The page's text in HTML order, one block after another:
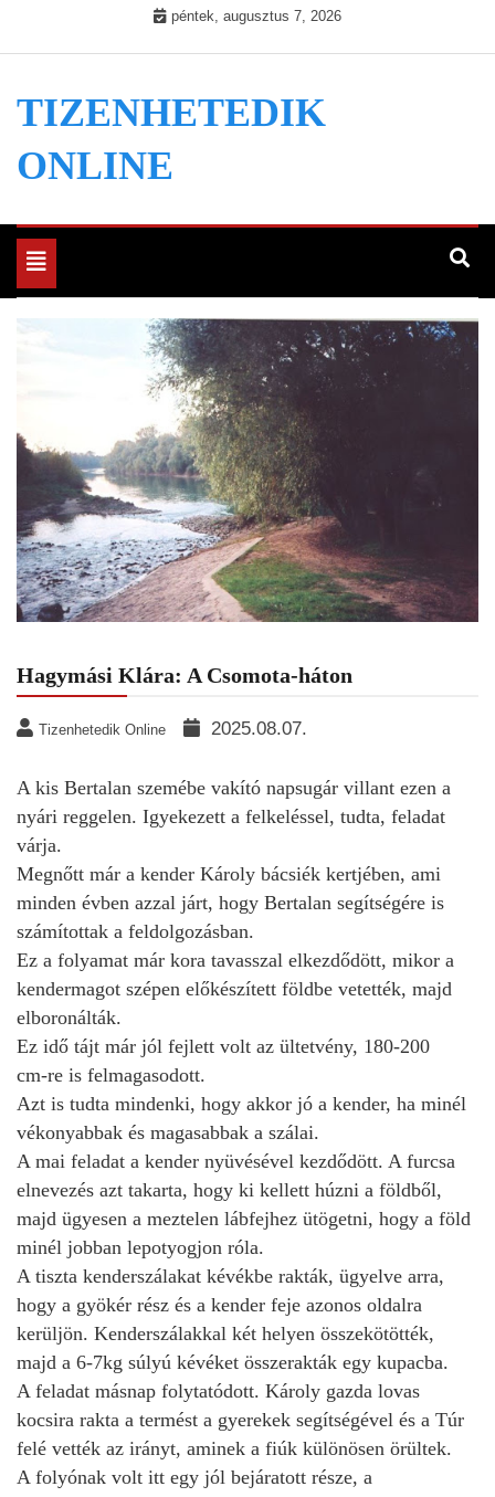
péntek, augusztus 7, 2026
TIZENHETEDIK
ONLINE
Toggle
navigation
Hagymási Klára: A Csomota-háton
Tizenhetedik Online 2025.08.07.
A kis Bertalan szemébe vakító napsugár villant ezen a
nyári reggelen. Igyekezett a felkeléssel, tudta, feladat
várja.
Megnőtt már a kender Károly bácsiék kertjében, ami
minden évben azzal járt, hogy Bertalan segítségére is
számítottak a feldolgozásban.
Ez a folyamat már kora tavasszal elkezdődött, mikor a
kendermagot szépen előkészített földbe vetették, majd
elboronálták.
Ez idő tájt már jól fejlett volt az ültetvény, 180‑200
cm‑re is felmagasodott.
Azt is tudta mindenki, hogy akkor jó a kender, ha minél
vékonyabbak és magasabbak a szálai.
A mai feladat a kender nyüvésével kezdődött. A furcsa
elnevezés azt takarta, hogy ki kellett húzni a földből,
majd ügyesen a meztelen lábfejhez ütögetni, hogy a föld
minél jobban lepotyogjon róla.
A tiszta kenderszálakat kévékbe rakták, ügyelve arra,
hogy a gyökér rész és a kender feje azonos oldalra
kerüljön. Kenderszálakkal két helyen összekötötték,
majd a 6‑7kg súlyú kévéket összerakták egy kupacba.
A feladat másnap folytatódott. Károly gazda lovas
kocsira rakta a termést a gyerekek segítségével és a Túr
felé vették az irányt, aminek a fiúk különösen örültek.
A folyónak volt itt egy jól bejáratott része, a